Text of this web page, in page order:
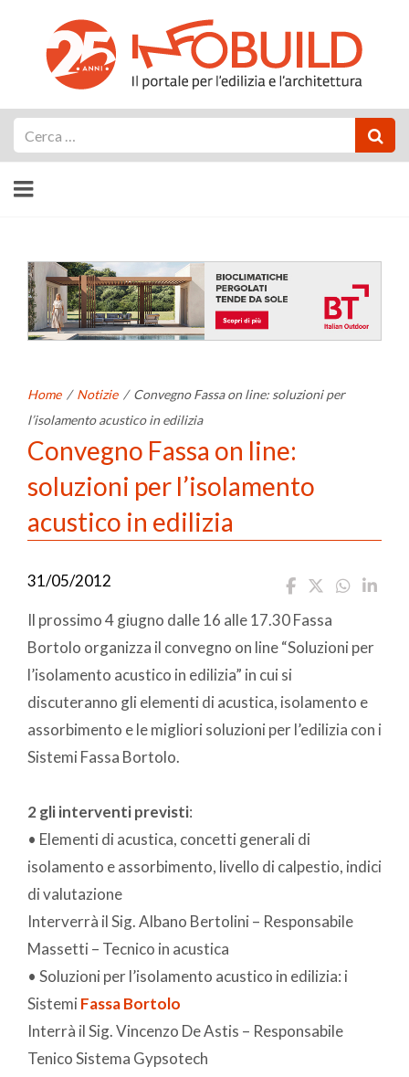
Home / Notizie / Convegno Fassa on line: soluzioni per
l’isolamento acustico in edilizia
Convegno Fassa on line:
soluzioni per l’isolamento
acustico in edilizia
31/05/2012
Il prossimo 4 giugno dalle 16 alle 17.30 Fassa
Bortolo organizza il convegno on line “Soluzioni per
l’isolamento acustico in edilizia” in cui si
discuteranno gli elementi di acustica, isolamento e
assorbimento e le migliori soluzioni per l’edilizia con i
Sistemi Fassa Bortolo.
2 gli interventi previsti:
• Elementi di acustica, concetti generali di
isolamento e assorbimento, livello di calpestio, indici
di valutazione
Interverrà il Sig. Albano Bertolini – Responsabile
Massetti – Tecnico in acustica
• Soluzioni per l’isolamento acustico in edilizia: i
Sistemi Fassa Bortolo
Interrà il Sig. Vincenzo De Astis – Responsabile
Tenico Sistema Gypsotech